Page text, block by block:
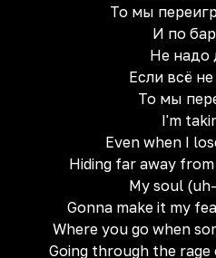
То мы
И по
Не надо
Если всё
То мы
I'm
Even when I
Hiding far away
My soul
Gonna make it my
Where you go when
Going through the